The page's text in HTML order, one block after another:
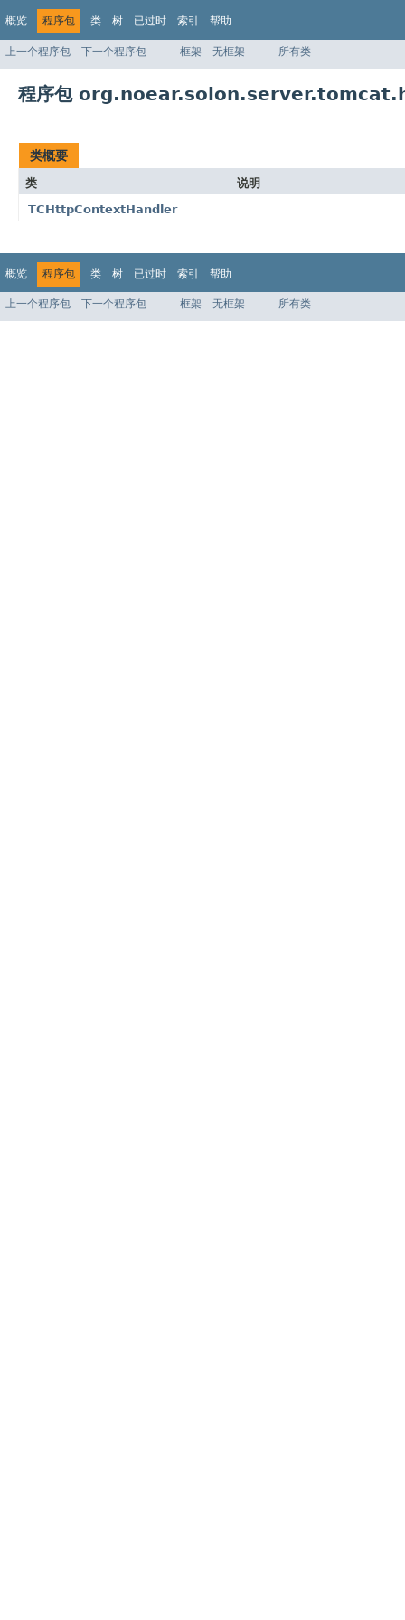
概览 程序包 类 树 已过时 索引 帮助
上一个程序包 下一个程序包 框架 无框架 所有类
程序包
类概要
类
说明
TCHttpContextHandler
概览 程序包 类 树 已过时 索引 帮助
上一个程序包 下一个程序包 框架 无框架 所有类